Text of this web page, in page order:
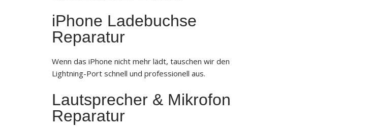
iPhone Ladebuchse
Reparatur
Wenn das iPhone nicht mehr lädt, tauschen wir den
Lightning-Port schnell und professionell aus.
Lautsprecher & Mikrofon
Reparatur